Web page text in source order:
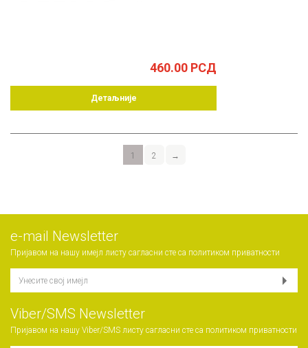
460.00 РСД
Детаљније
1 2 →
е-mail Newsletter
Пријавом на нашу имејл листу сагласни сте са политиком приватности
Viber/SMS Newsletter
Пријавом на нашу Viber/SMS листу сагласни сте са политиком приватности